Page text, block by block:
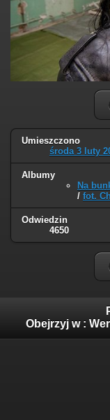
Umieszczono
środa 3 luty
Albumy
Na
/ fot.
Odwiedzin
4650
Obejrzyj w :